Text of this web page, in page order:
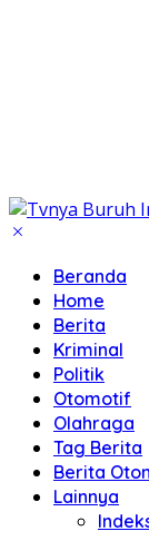
Beranda
Home
Berita
Kriminal
Politik
Otomotif
Olahraga
Tag Berita
Berita
Lainnya